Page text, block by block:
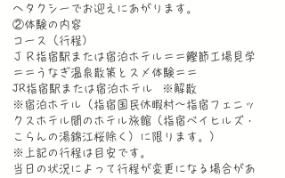
へタクシーでお迎えにあがります。
②体験の内容
コース（行程）
ＪＲ指宿駅または宿泊ホテル＝＝鰹節工場見学
＝＝うなぎ温泉散策とスメ体験＝＝
JR指宿駅または宿泊ホテル ※解散
※宿泊ホテル（指宿国民休暇村～指宿フェニッ
クスホテル間のホテル旅館（指宿ベイヒルズ・
こらんの湯錦江桜除く）に限ります。）
※上記の行程は目安です。
当日の状況によって行程が変更になる場合があ